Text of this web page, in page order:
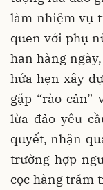
làm nhiệm vụ
quen với phụ
han hàng
hứa hẹn xây
gặp “rào
lừa đảo yêu
quyết, nhận
trường hợp
cọc hàng trăm